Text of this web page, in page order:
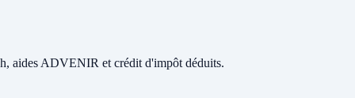
aides ADVENIR et crédit d'impôt déduits.